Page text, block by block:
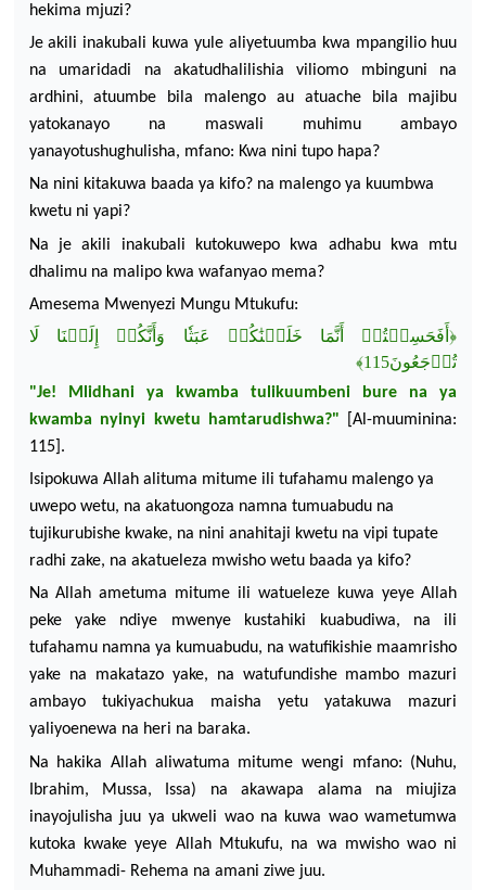
hekima mjuzi?
Je akili inakubali kuwa yule aliyetuumba kwa mpangilio huu
na umaridadi na akatudhalilishia viliomo mbinguni na
ardhini, atuumbe bila malengo au atuache bila majibu
yatokanayo na maswali muhimu ambayo
yanayotushughulisha, mfano: Kwa nini tupo hapa?
Na nini kitakuwa baada ya kifo? na malengo ya kuumbwa
kwetu ni yapi?
Na je akili inakubali kutokuwepo kwa adhabu kwa mtu
dhalimu na malipo kwa wafanyao mema?
Amesema Mwenyezi Mungu Mtukufu:
﴿أَفَحَسِبۡتُمۡ أَنَّمَا خَلَقۡنَٰكُمۡ عَبَثٗا وَأَنَّكُمۡ إِلَيۡنَا لَا
تُرۡجَعُونَ115
﴾
"Je! Mlidhani ya kwamba tulikuumbeni bure na
ya
kwamba nyinyi kwetu hamtarudishwa?" [Al-muuminina:
115].
Isipokuwa Allah alituma mitume ili tufahamu malengo ya
uwepo wetu, na akatuongoza namna tumuabudu na
tujikurubishe kwake, na nini anahitaji kwetu na vipi tupate
radhi zake, na akatueleza mwisho wetu baada ya kifo?
Na Allahametuma mitume ili watueleze kuwa yeyeAllah
pekeyake ndiye mwenye kustahiki kuabudiwa, na
ili
tufahamu namna ya kumuabudu, na watufikishie maamrisho
yake na makatazo yake, na watufundishemambo mazuri
ambayo
tukiyachukua maisha yetu yatakuwa
mazuri
yaliyoenewa na heri na baraka.
Na
hakika Allah aliwatuma mitume wengi mfano: (Nuhu,
Ibrahim, Mussa, Issa) na akawapa alama na
miujiza
inayojulisha juu ya ukweli wao na kuwa wao wametumwa
kutoka
kwake yeye Allah Mtukufu, na wa mwisho wao ni
Muhammadi- Rehema na amani ziwe juu.